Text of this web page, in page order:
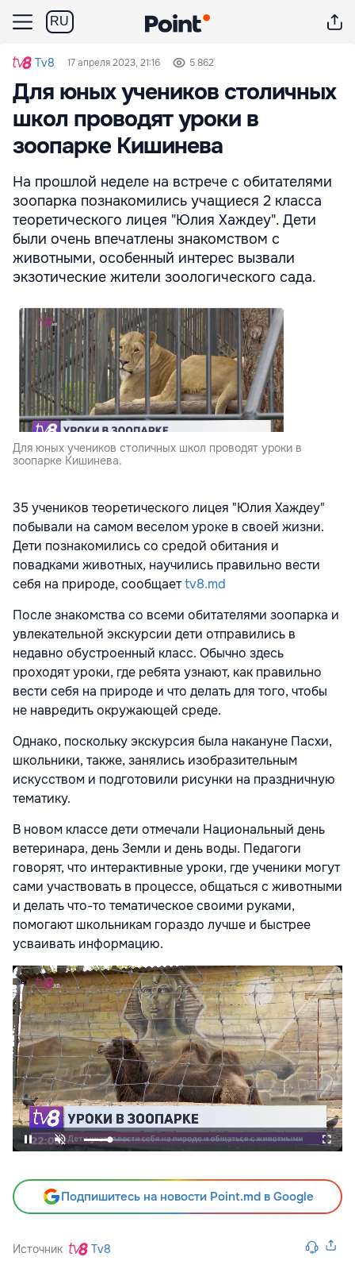
RU
Tv8 17 апреля 2023, 21:16 5 862
Для юных учеников столичных
школ проводят уроки в
зоопарке Кишинева
На прошлой неделе на встрече с обитателями
зоопарка познакомились учащиеся 2 класса
теоретического лицея "Юлия Хаждеу". Дети
были очень впечатлены знакомством с
животными, особенный интерес вызвали
экзотические жители зоологического сада.
Для юных учеников столичных школ проводят уроки в
зоопарке Кишинева.
35 учеников теоретического лицея "Юлия Хаждеу"
побывали на самом веселом уроке в своей жизни.
Дети познакомились со средой обитания и
повадками животных, научились правильно вести
себя на природе, сообщаетtv8.md
После знакомства со всеми обитателями зоопарка и
увлекательной экскурсии дети отправились в
недавно обустроенный класс. Обычно здесь
проходят уроки, где ребята узнают, как правильно
вести себя на природе и что делать для того, чтобы
не навредить окружающей среде.
Однако, поскольку экскурсия была накануне Пасхи,
школьники, также, занялись изобразительным
искусством и подготовили рисунки на праздничную
тематику.
В новом классе дети отмечали Национальный день
ветеринара, день Земли и день воды. Педагоги
говорят, что интерактивные уроки, где ученики могут
сами участвовать в процессе, общаться с животными
и делать что-то тематическое своими руками,
помогают школьникам гораздо лучше и быстрее
усваивать информацию.
Подпишитесь на новости Point.md в Google
Источник Tv8